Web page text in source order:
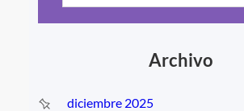
Archivo
diciembre 2025